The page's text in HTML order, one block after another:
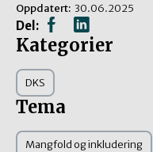
Oppdatert: 30.06.2025
Del:
Kategorier
DKS
Tema
Mangfold og inkludering